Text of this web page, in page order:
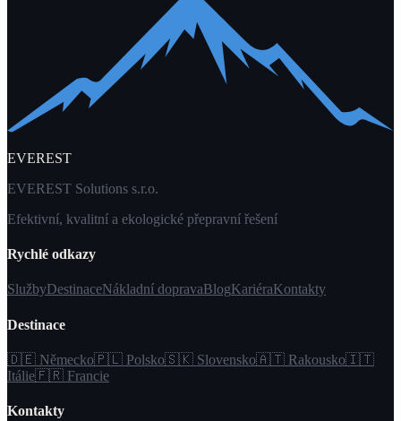
EVEREST
EVEREST Solutions s.r.o.
Efektivní, kvalitní a ekologické přepravní řešení
Rychlé odkazy
SlužbyDestinaceNákladní dopravaBlogKariéraKontakty
Destinace
🇩🇪 Německo🇵🇱 Polsko🇸🇰 Slovensko🇦🇹 Rakousko🇮🇹
Itálie🇫🇷 Francie
Kontakty